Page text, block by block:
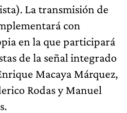
La transmisión de
con
en la que participará
de la señal integrado
Macaya Márquez,
Rodas y Manuel